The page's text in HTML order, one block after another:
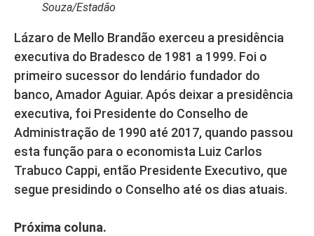
Souza/Estadão
Lázaro de Mello Brandão exerceu a presidência
executiva do Bradesco de 1981 a 1999. Foi o
primeiro sucessor do lendário fundador do
banco, Amador Aguiar. Após deixar a presidência
executiva, foi Presidente do Conselho de
Administração de 1990 até 2017, quando passou
esta função para o economista Luiz Carlos
Trabuco Cappi, então Presidente Executivo, que
segue presidindo o Conselho até os dias atuais.
Próxima coluna.